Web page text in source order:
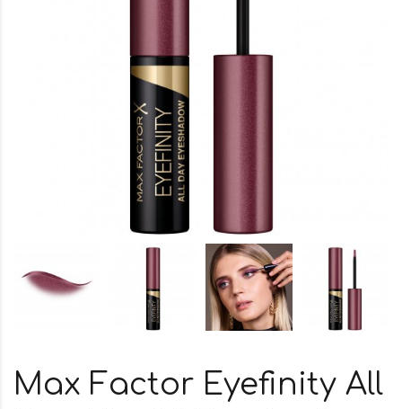
Max Factor Eyefinity All